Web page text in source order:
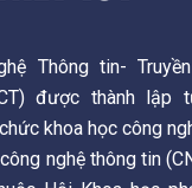
Thông tin-
được thành lập
khoa học công
nghệ thông tin